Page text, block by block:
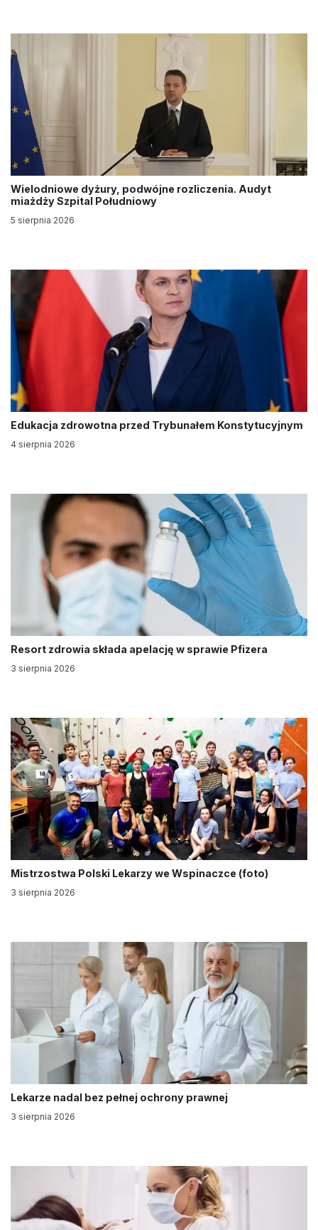
Wielodniowe dyżury, podwójne rozliczenia. Audyt
miażdży Szpital Południowy
5 sierpnia 2026
Edukacja zdrowotna przed Trybunałem Konstytucyjnym
4 sierpnia 2026
Resort zdrowia składa apelację w sprawie Pfizera
3 sierpnia 2026
Mistrzostwa Polski Lekarzy we Wspinaczce (foto)
3 sierpnia 2026
Lekarze nadal bez pełnej ochrony prawnej
3 sierpnia 2026